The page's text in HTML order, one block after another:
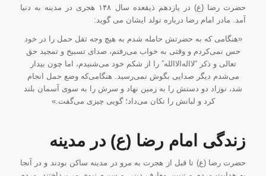
حضرت رضا (ع) در یازدهم ذیقعده سال ۱۴۸ هجری در مدینه به دنیا
آمد. مادر امام رضا درباره تولد ایشان می گوید:
«هنگامی که به حضرتش حامله شدم به هیچ وجه ثقل حمل را در خود
حس نمی‌کردم و وقتی به خواب می‌رفتم، صدای تسبیح و تمجید حق
تعالی و ذکر “لااله‌الاالله” را از شکم خود می‌شنیدم، اما چون بیدار
می‌شدم دیگر صدایی بگوش نمی‌رسید. هنگامی‌که وضع حمل انجام
شد، نوزاد دو دستش را به زمین نهاد و سرش را به سوی آسمان بلند
کرد و لبانش را تکان می‌داد؛ گویی چیزی می‌گفت.»
زندگی امام رضا (ع) در مدینه
حضرت رضا (ع) تا قبل از هجرت به مرو در مدینه ساکن بودند و در آنجا